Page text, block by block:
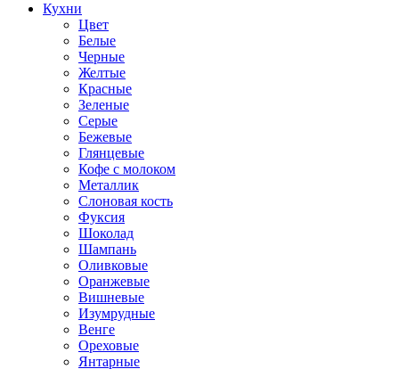
Кухни
Цвет
Белые
Черные
Желтые
Красные
Зеленые
Серые
Бежевые
Глянцевые
Кофе с молоком
Металлик
Слоновая кость
Фуксия
Шоколад
Шампань
Оливковые
Оранжевые
Вишневые
Изумрудные
Венге
Ореховые
Янтарные